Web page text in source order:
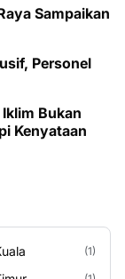
Sampaikan
Personel
Bukan
Kenyataan
(1)